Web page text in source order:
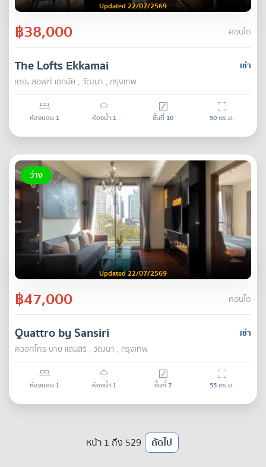
Updated 22/07/2569
฿38,000 คอนโด
เช่า
The Lofts Ekkamai
เดอะ ลอฟท์ เอกมัย , วัฒนา , กรุงเทพ
ห้องนอน 1 ห้องน้ำ 1 ชั้นที่ 10 50ตร.ม.
ว่าง
Updated 22/07/2569
฿47,000 คอนโด
เช่า
Quattro by Sansiri
ควอทโทร บาย แสนสิริ , วัฒนา , กรุงเทพ
ห้องนอน 1 ห้องน้ำ 1 ชั้นที่7 55ตร.ม.
หน้า 1 ถึง 529 ถัดไป